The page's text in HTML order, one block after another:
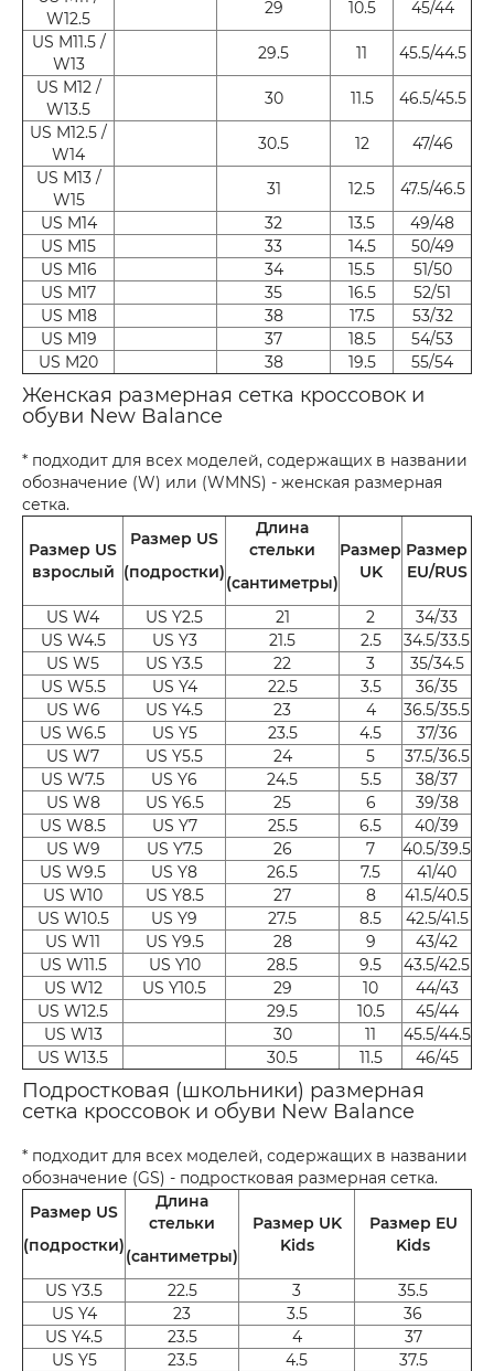
W12.5
29 10.5
45/44
US M11.5 /
W13
29.5 11
45.5/44.5
US M12 /
W13.5
30 11.5
46.5/45.5
US M12.5 /
W14
30.5 12
47/46
US M13 /
W15
31 12.5
47.5/46.5
US M14
32 13.5
49/48
US M15
33 14.5
50/49
US M16
34 15.5
51/50
US M17
35 16.5
52/51
US M18
38 17.5
53/32
US M19
37 18.5
54/53
US M20
38 19.5 55/54
Женская размерная сетка кроссовок и
обуви New Balance
* подходит для всех моделей, содержащих в названии
обозначение (W) или (WMNS) - женская размерная
сетка.
Размер US
взрослый
Размер US
(подростки)
Длина
стельки
(сантиметры)
Размер
UK
Размер
EU/RUS
US W4 US Y2.5 21 2
34/33
US W4.5
US Y3 21.5 2.5
34.5/33.5
US W5
US Y3.5 22 3
35/34.5
US W5.5
US Y4 22.5 3.5
36/35
US W6
US Y4.5 23 4
36.5/35.5
US W6.5
US Y5 23.5 4.5
37/36
US W7
US Y5.5 24 5
37.5/36.5
US W7.5
US Y6 24.5 5.5
38/37
US W8
US Y6.5 25 6
39/38
US W8.5
US Y7 25.5 6.5
40/39
US W9
US Y7.5 26 7
40.5/39.5
US W9.5
US Y8 26.5 7.5
41/40
US W10
US Y8.5 27 8
41.5/40.5
US W10.5
US Y9 27.5 8.5
42.5/41.5
US W11
US Y9.5 28 9
43/42
US W11.5
US Y10 28.5 9.5
43.5/42.5
US W12
US Y10.5 29 10
44/43
US W12.5
29.5 10.5
45/44
US W13
30 11
45.5/44.5
US W13.5
30.5 11.5 46/45
Подростковая (школьники) размерная
сетка кроссовок и обуви New Balance
* подходит для всех моделей, содержащих в названии
обозначение (GS) - подростковая размерная сетка.
Размер US
(подростки)
Длина
стельки
(сантиметры)
Размер UK
Kids
Размер EU
Kids
US Y3.5 22.5 3
35.5
US Y4
23 3.5
36
US Y4.5
23.5 4
37
US Y5
23.5 4.5
37.5